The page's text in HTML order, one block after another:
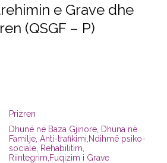
e Grave dhe
(QSGF – P)
Prizren
Dhunë në Baza Gjinore, Dhuna në
Familje, Anti-trafikimi,Ndihmë psiko-
sociale, Rehabilitim,
Riintegrim,Fuqizim i Grave